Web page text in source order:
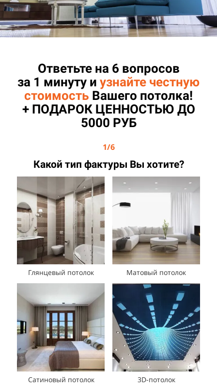
Ответьте на 6 вопросов
за 1 минуту и узнайте честную
стоимость Вашего потолка!
+ ПОДАРОК ЦЕННОСТЬЮ ДО
5000 РУБ
1/6
Какой тип фактуры Вы хотите?
Глянцевый потолок Матовый потолок
Сатиновый потолок 3D-потолок